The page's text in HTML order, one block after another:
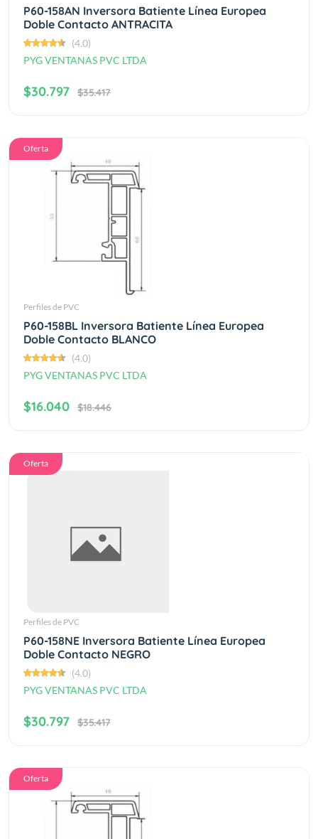
P60-158AN Inversora Batiente Línea Europea
Doble Contacto ANTRACITA
(4.0)
PYG VENTANAS PVC LTDA
$30.797 $35.417
Oferta
Perfiles de PVC
P60-158BL Inversora Batiente Línea Europea
Doble Contacto BLANCO
(4.0)
PYG VENTANAS PVC LTDA
$16.040 $18.446
Oferta
Perfiles de PVC
P60-158NE Inversora Batiente Línea Europea
Doble Contacto NEGRO
(4.0)
PYG VENTANAS PVC LTDA
$30.797 $35.417
Oferta